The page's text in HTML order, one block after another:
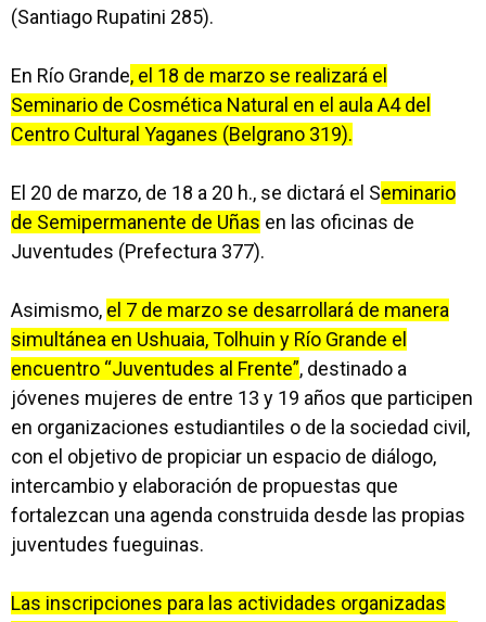
(Santiago Rupatini 285).
En Río Grande, el 18 de marzo se realizará el
Seminario de Cosmética Natural en el aula A4 del
Centro Cultural Yaganes (Belgrano 319).
El 20 de marzo, de 18 a 20 h., se dictará el Seminario
de Semipermanente de Uñas en las oficinas de
Juventudes (Prefectura 377).
Asimismo, el 7 de marzo se desarrollará de manera
simultánea en Ushuaia, Tolhuin y Río Grande el
encuentro “Juventudes al Frente”, destinado a
jóvenes mujeres de entre 13 y 19 años que participen
en organizaciones estudiantiles o de la sociedad civil,
con el objetivo de propiciar un espacio de diálogo,
intercambio y elaboración de propuestas que
fortalezcan una agenda construida desde las propias
juventudes fueguinas.
Las inscripciones para las actividades organizadas